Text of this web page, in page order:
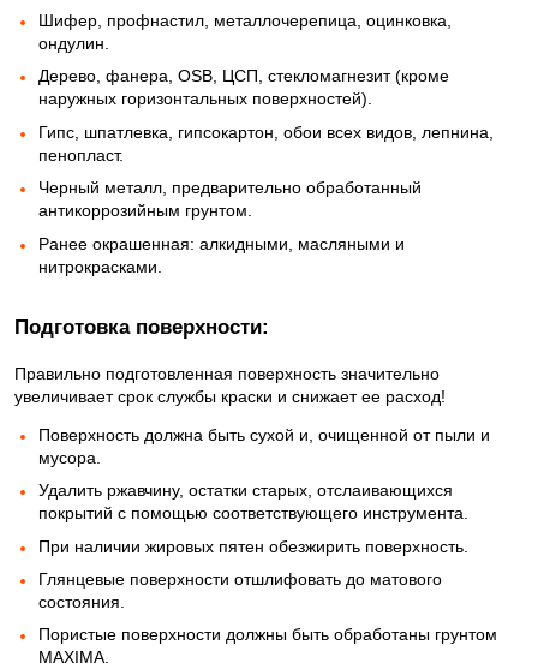
Шифер, профнастил, металлочерепица, оцинковка,
ондулин.
Дерево, фанера, OSB, ЦСП, стекломагнезит (кроме
наружных горизонтальных поверхностей).
Гипс, шпатлевка, гипсокартон, обои всех видов, лепнина,
пенопласт.
Черный металл, предварительно обработанный
антикоррозийным грунтом.
Ранее окрашенная: алкидными, масляными и
нитрокрасками.
Подготовка поверхности:
Правильно подготовленная поверхность значительно
увеличивает срок службы краски и снижает ее расход!
Поверхность должна быть сухой и, очищенной от пыли и
мусора.
Удалить ржавчину, остатки старых, отслаивающихся
покрытий с помощью соответствующего инструмента.
При наличии жировых пятен обезжирить поверхность.
Глянцевые поверхности отшлифовать до матового
состояния.
Пористые поверхности должны быть обработаны грунтом
MAXIMA.